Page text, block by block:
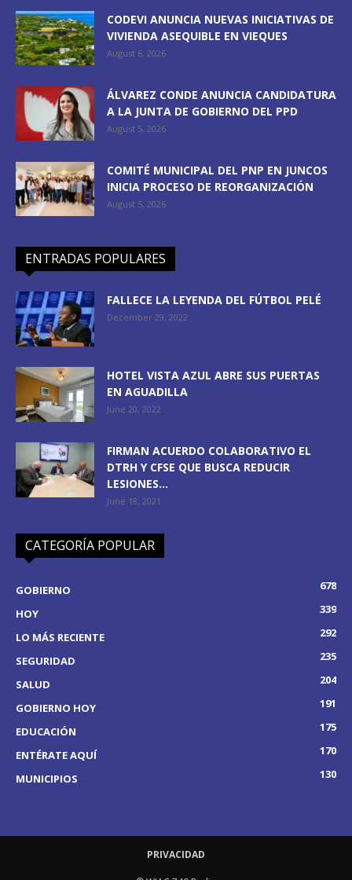
CODEVI ANUNCIA NUEVAS INICIATIVAS DE
VIVIENDA ASEQUIBLE EN VIEQUES
August 6, 2026
ÁLVAREZ CONDE ANUNCIA CANDIDATURA
A LA JUNTA DE GOBIERNO DEL PPD
August 5, 2026
COMITÉ MUNICIPAL DEL PNP EN JUNCOS
INICIA PROCESO DE REORGANIZACIÓN
August 5, 2026
ENTRADAS POPULARES
FALLECE LA LEYENDA DEL FÚTBOL PELÉ
December 29, 2022
HOTEL VISTA AZUL ABRE SUS PUERTAS
EN AGUADILLA
June 20, 2022
FIRMAN ACUERDO COLABORATIVO EL
DTRH Y CFSE QUE BUSCA REDUCIR
LESIONES...
June 18, 2021
CATEGORÍA POPULAR
GOBIERNO
678
HOY
339
LO MÁS RECIENTE
292
SEGURIDAD
235
SALUD
204
GOBIERNO HOY
191
EDUCACIÓN
175
ENTÉRATE AQUÍ
170
MUNICIPIOS
130
PRIVACIDAD